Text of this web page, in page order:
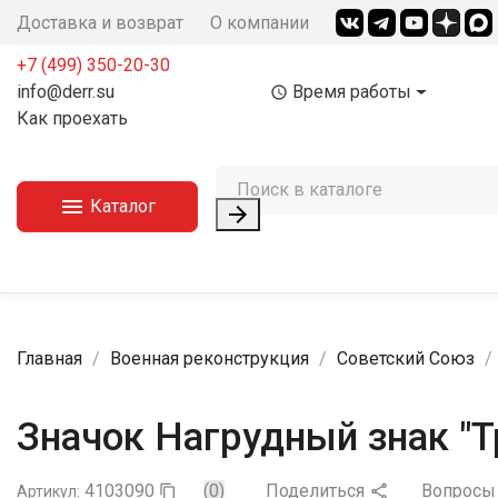
Доставка и возврат О компании
+7 (499) 350-20-30
info@derr.su
Как проехать
access_time Время работы
 Каталог 
Главная Военная реконструкция Советский Союз
Значок Нагрудный знак
Артикул: 4103090  (0) Поделиться 